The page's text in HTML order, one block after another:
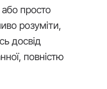
просто
розуміти,
досвід
повністю